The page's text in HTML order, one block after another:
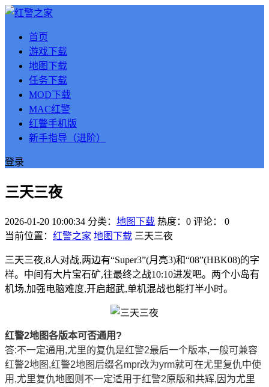
首页
游戏下载
地图下载
任务下载
MOD下载
MAC红警
红警手机版
新手指导（进阶）
登录
三天三夜
2026-01-20 10:00:34 分类： 地图下载 热度：0 评论：
0
当前位置： 红警之家 地图下载 三天三夜
三天三夜,8人对战,两边有“Super3”(月亮3)和“08”(HBK08)的字
样。中间有大片宝石矿,往最终之战10:10进发吧。两个小岛有
机场,加强电脑难度,开启超武,单机混战也能打半小时。
红警2地图各版本可否通用?
答:不一定通用,尤里的复仇是红警2最后一个版本,一般可兼容
红警2地图,红警2地图后缀名mpr改为yrm就可在尤里复仇中使
用,尤里复仇地图则不一定适用于红警2原版和共辉,因为尤里